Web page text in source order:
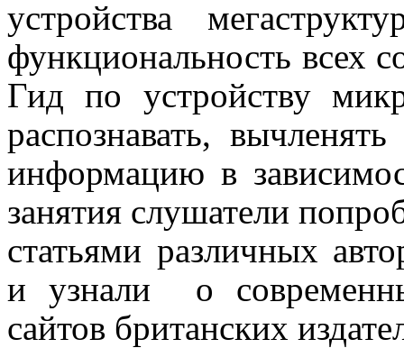
устройства
функциональность всех
Гид по устройству
распознавать,
информацию в
занятия слушатели
статьями различных
и узнали
о
сайтов британских